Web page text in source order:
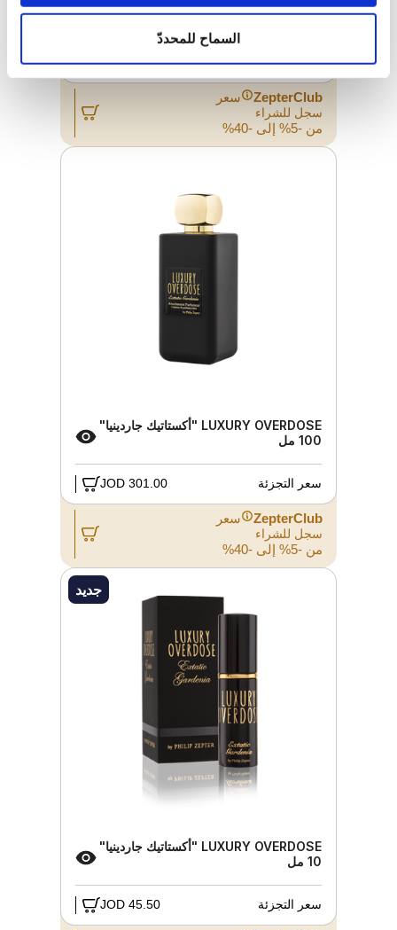
السماح للمحددّ
عطر PLUIE D'OSMANTHE من مجموعة
LUXURY OVERDOSE، 10 مل
سعر التجزئة 39.00 JOD
ZepterClub سعر
سجل للشراء
من -5% إلى -40%
LUXURY OVERDOSE "أكستاتيك جاردينيا"
100 مل
سعر التجزئة 301.00 JOD
ZepterClub سعر
سجل للشراء
من -5% إلى -40%
جديد
LUXURY OVERDOSE "أكستاتيك جاردينيا"
10 مل
سعر التجزئة 45.50 JOD